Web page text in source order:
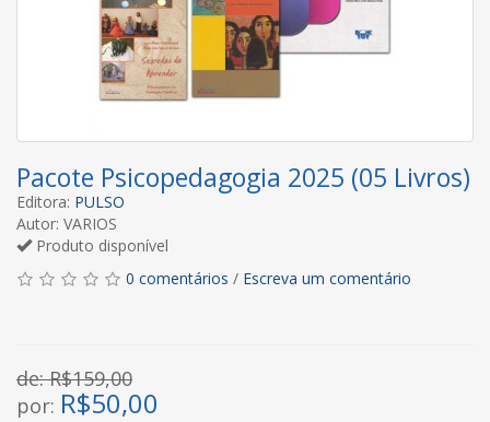
Pacote Psicopedagogia 2025 (05 Livros)
Editora: PULSO
Autor: VARIOS
Produto disponível
0 comentários / Escreva um comentário
de: R$159,00
por: R$50,00